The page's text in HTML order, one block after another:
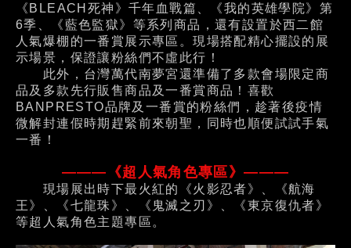
《BLEACH死神》千年血戰篇、《我的英雄學院》第
6季、《藍色監獄》等系列商品，還有設置於西二館
人氣爆棚的一番賞展示專區。現場搭配精心擺設的展
示場景，保證讓粉絲們不虛此行！
此外，台灣萬代南夢宮還準備了多款會場限定商
品及多款先行販售商品及一番賞商品！喜歡
BANPRESTO品牌及一番賞的粉絲們，趁著後疫情
微解封連假時期趕緊前來朝聖，同時也順便試試手氣
一番！
———《超人氣角色專區》———
現場展出時下最火紅的《火影忍者》、《航海
王》、《七龍珠》、《鬼滅之刃》、《東京復仇者》
等超人氣角色主題專區。